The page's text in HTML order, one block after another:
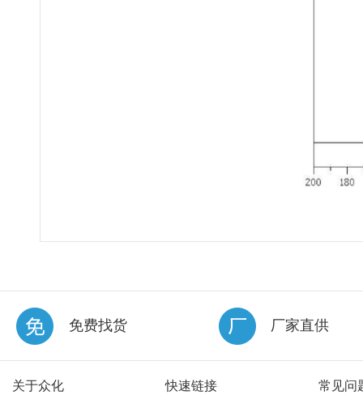
免费找货 厂家直供
关于众化 快速链接 常见问